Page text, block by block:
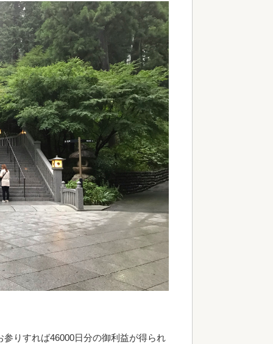
りすれば46000日分の御利益が得られ